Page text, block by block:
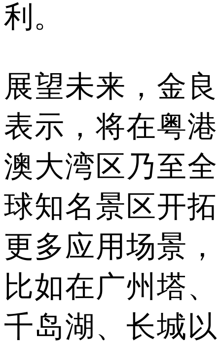
利。
展望未来，金良
表示，将在粤港
澳大湾区乃至全
球知名景区开拓
更多应用场景，
比如在广州塔、
千岛湖、长城以